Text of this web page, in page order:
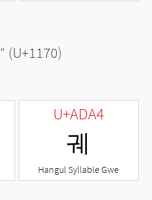
“ (U+1170)
U+ADA4
궤
Hangul Syllable Gwe